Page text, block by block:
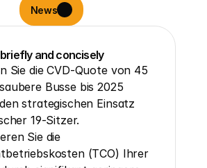
News
and concisely
Sie die CVD-Quote von 45
Busse bis 2025
strategischen Einsatz
19-Sitzer.
Sie die
(TCO) Ihrer